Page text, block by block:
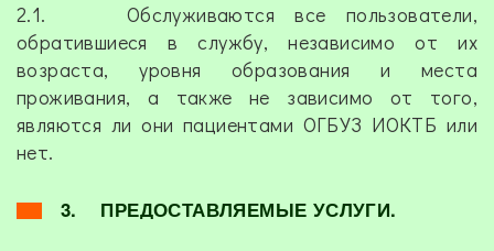
2.1. Обслуживаются все пользователи,
обратившиеся в службу, независимо от их
возраста, уровня образования и места
проживания, а также не зависимо от того,
являются ли они пациентами ОГБУЗ ИОКТБ или
нет.
3. ПРЕДОСТАВЛЯЕМЫЕ УСЛУГИ.